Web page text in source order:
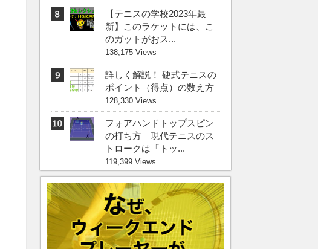
【テニスの学校2023年最
新】このラケットには、こ
のガットがおス...
138,175 Views
詳しく解説！ 硬式テニスの
ポイント（得点）の数え方
128,330 Views
フォアハンドトップスピン
の打ち方 現代テニスのス
トロークは「トッ...
119,399 Views